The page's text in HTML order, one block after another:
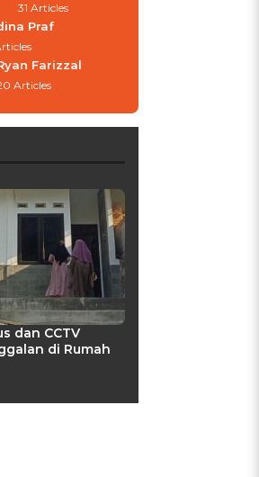
31 Articles
Praf
Farizzal
Articles
dan CCTV
di Rumah